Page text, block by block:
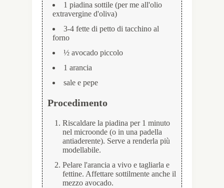
1 piadina sottile (per me all'olio
extravergine d'oliva)
3-4 fette di petto di tacchino al
forno
½ avocado piccolo
1 arancia
sale e pepe
Procedimento
Riscaldare la piadina per 1 minuto
nel microonde (o in una padella
antiaderente). Serve a renderla più
modellabile.
Pelare l'arancia a vivo e tagliarla e
fettine. Affettare sottilmente anche il
mezzo avocado.